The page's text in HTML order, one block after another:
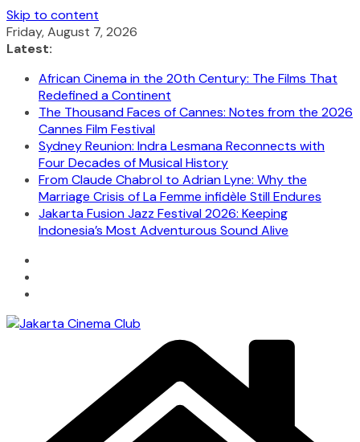
Skip to content
Friday, August 7, 2026
Latest:
African Cinema in the 20th Century: The Films That
Redefined a Continent
The Thousand Faces of Cannes: Notes from the 2026
Cannes Film Festival
Sydney Reunion: Indra Lesmana Reconnects with
Four Decades of Musical History
From Claude Chabrol to Adrian Lyne: Why the
Marriage Crisis of La Femme infidèle Still Endures
Jakarta Fusion Jazz Festival 2026: Keeping
Indonesia’s Most Adventurous Sound Alive